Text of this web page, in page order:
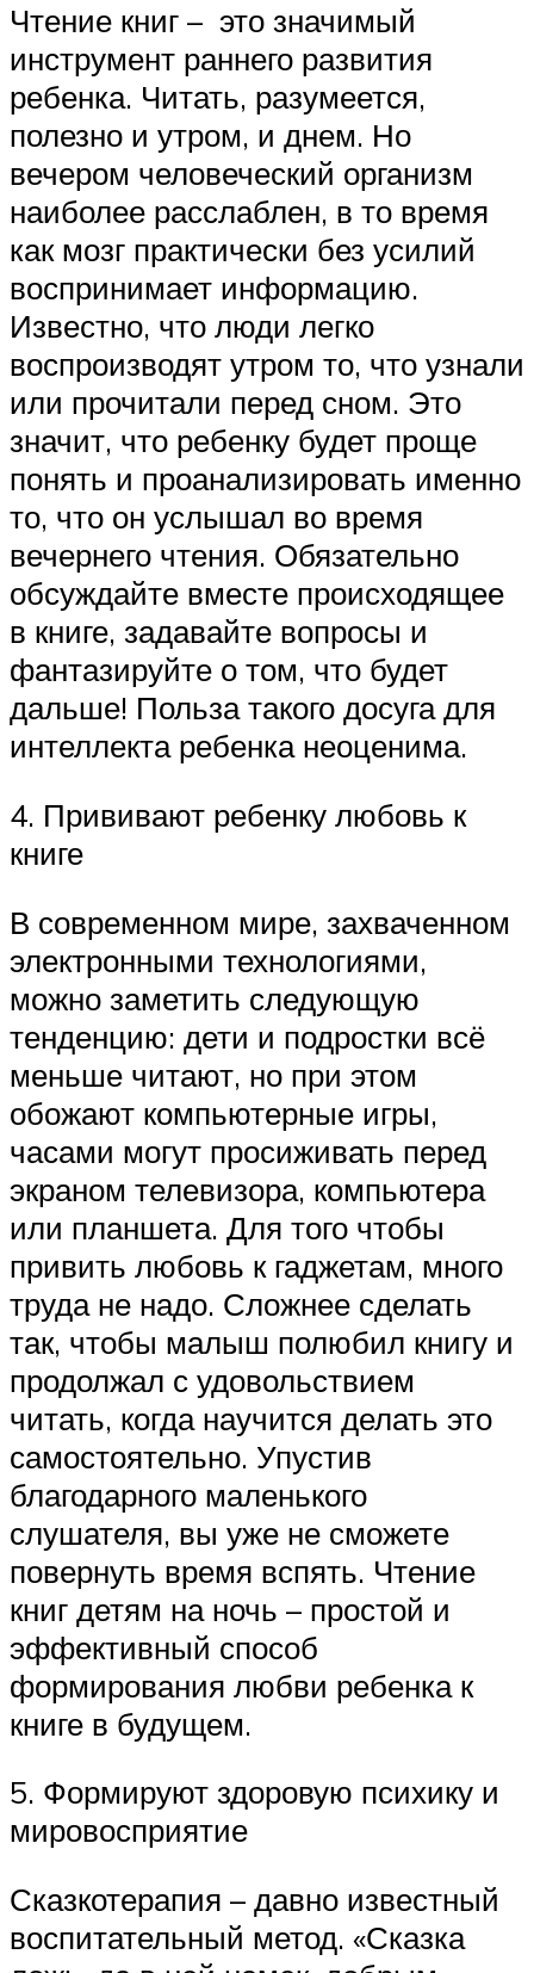
Чтение книг – это значимый
инструмент раннего развития
ребенка. Читать, разумеется,
полезно и утром, и днем. Но
вечером человеческий организм
наиболее расслаблен, в то время
как мозг практически без усилий
воспринимает информацию.
Известно, что люди легко
воспроизводят утром то, что узнали
или прочитали перед сном. Это
значит, что ребенку будет проще
понять и проанализировать именно
то, что он услышал во время
вечернего чтения. Обязательно
обсуждайте вместе происходящее
в книге, задавайте вопросы и
фантазируйте о том, что будет
дальше! Польза такого досуга для
интеллекта ребенка неоценима.
4. Прививают ребенку любовь к
книге
В современном мире, захваченном
электронными технологиями,
можно заметить следующую
тенденцию: дети и подростки всё
меньше читают, но при этом
обожают компьютерные игры,
часами могут просиживать перед
экраном телевизора, компьютера
или планшета. Для того чтобы
привить любовь к гаджетам, много
труда не надо. Сложнее сделать
так, чтобы малыш полюбил книгу и
продолжал с удовольствием
читать, когда научится делать это
самостоятельно. Упустив
благодарного маленького
слушателя, вы уже не сможете
повернуть время вспять. Чтение
книг детям на ночь – простой и
эффективный способ
формирования любви ребенка к
книге в будущем.
5. Формируют здоровую психику и
мировосприятие
Сказкотерапия – давно известный
воспитательный метод. «Сказка